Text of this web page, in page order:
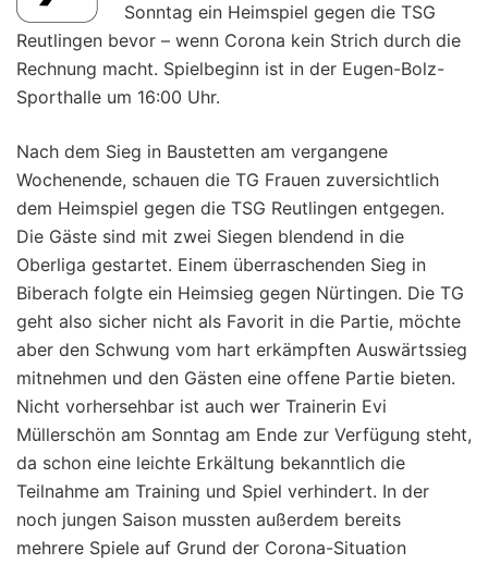
Sonntag ein Heimspiel gegen die TSG
Reutlingen bevor – wenn Corona kein Strich durch die
Rechnung macht. Spielbeginn ist in der Eugen-Bolz-
Sporthalle um 16:00 Uhr.
Nach dem Sieg in Baustetten am vergangene
Wochenende, schauen die TG Frauen zuversichtlich
dem Heimspiel gegen die TSG Reutlingen entgegen.
Die Gäste sind mit zwei Siegen blendend in die
Oberliga gestartet. Einem überraschenden Sieg in
Biberach folgte ein Heimsieg gegen Nürtingen. Die TG
geht also sicher nicht als Favorit in die Partie, möchte
aber den Schwung vom hart erkämpften Auswärtssieg
mitnehmen und den Gästen eine offene Partie bieten.
Nicht vorhersehbar ist auch wer Trainerin Evi
Müllerschön am Sonntag am Ende zur Verfügung steht,
da schon eine leichte Erkältung bekanntlich die
Teilnahme am Training und Spiel verhindert. In der
noch jungen Saison mussten außerdem bereits
mehrere Spiele auf Grund der Corona-Situation